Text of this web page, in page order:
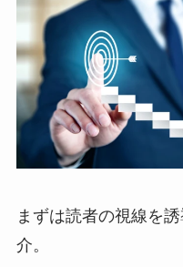
まずは読者の視線を
介。